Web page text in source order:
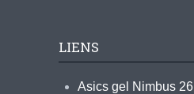
LIENS
Asics gel Nimbus 26